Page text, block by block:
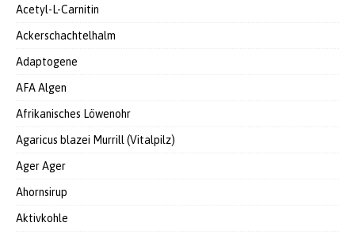
Acetyl-L-Carnitin
Ackerschachtelhalm
Adaptogene
AFA Algen
Afrikanisches Löwenohr
Agaricus blazei Murrill (Vitalpilz)
Ager Ager
Ahornsirup
Aktivkohle